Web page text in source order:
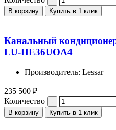
В корзину Купить в 1 клик
Канальный
LU-HE36UOA4
Производитель: Lessar
235 500 ₽
Количество
В корзину Купить в 1 клик